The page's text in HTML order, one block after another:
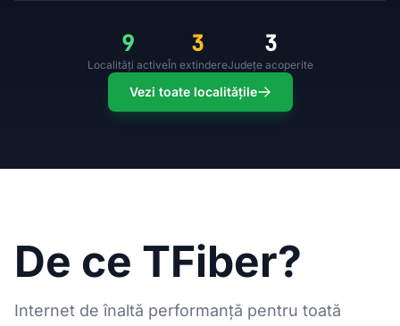
9
Localități active
3
În extindere
3
Județe acoperite
Vezi toate localitățile
De ce TFiber?
Internet de înaltă performanță pentru toată